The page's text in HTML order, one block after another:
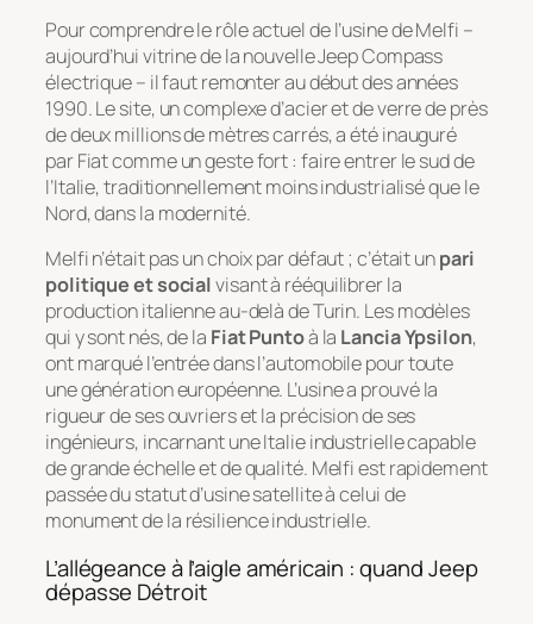
Pour comprendre le rôle actuel de l’usine de Melfi –
aujourd’hui vitrine de la nouvelle Jeep Compass
électrique – il faut remonter au début des années
1990. Le site, un complexe d’acier et de verre de près
de deux millions de mètres carrés, a été inauguré
par Fiat comme un geste fort : faire entrer le sud de
l’Italie, traditionnellement moins industrialisé que le
Nord, dans la modernité.
Melfi n’était pas un choix par défaut ; c’était unpari
politique et socialvisant à rééquilibrer la
production italienne au-delà de Turin. Les modèles
qui y sont nés, de la Fiat Puntoà la Lancia Ypsilon,
ont marqué l’entrée dans l’automobile pour toute
une génération européenne. L’usine a prouvé la
rigueur de ses ouvriers et la précision de ses
ingénieurs, incarnant une Italie industrielle capable
de grande échelle et de qualité. Melfi est rapidement
passée du statut d’usine satellite à celui de
monument de la résilience industrielle.
L’allégeance à l’aigle américain : quand Jeep
dépasse Détroit